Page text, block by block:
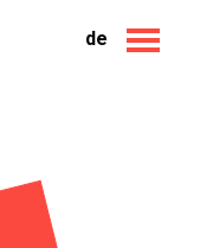
de